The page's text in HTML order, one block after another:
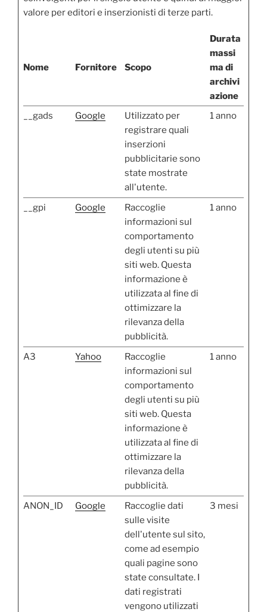
valore per editori e inserzionisti di terze parti.
Nome Fornitore Scopo
Durata
massi
ma di
archivi
azione
__gads
Google
Utilizzato per
registrare quali
inserzioni
pubblicitarie sono
state mostrate
all'utente.
1 anno
__gpi Google
Raccoglie
informazioni sul
comportamento
degli utenti su più
siti web. Questa
informazione è
utilizzata al fine di
ottimizzare la
rilevanza della
pubblicità.
1 anno
A3 Yahoo
Raccoglie
informazioni sul
comportamento
degli utenti su più
siti web. Questa
informazione è
utilizzata al fine di
ottimizzare la
rilevanza della
pubblicità.
1 anno
ANON_ID Google
Raccoglie dati
sulle visite
dell'utente sul sito,
come ad esempio
quali pagine sono
state consultate. I
dati registrati
vengono utilizzati
3 mesi